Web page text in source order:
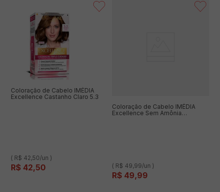
Coloração de Cabelo IMÉDIA
Excellence Castanho Claro 5.3
( R$ 42,50/un )
R$ 42,50
Coloração de Cabelo IMÉDIA
Excellence Sem Amônia
( R$ 49,99/un )
R$ 49,99